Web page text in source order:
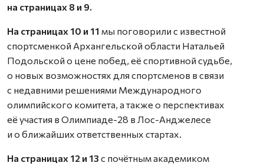
на страницах 8 и 9.
На страницах 10 и 11 мы поговорили с известной
спортсменкой Архангельской области Натальей
Подольской о цене побед, её спортивной судьбе,
о новых возможностях для спортсменов в связи
с недавними решениями Международного
олимпийского комитета, а также о перспективах
её участия в Олимпиаде-28 в Лос-Анджелесе
и о ближайших ответственных стартах.
На страницах 12 и 13 с почётным академиком